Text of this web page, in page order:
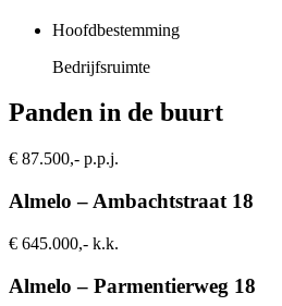
Hoofdbestemming
Bedrijfsruimte
Panden in de buurt
€ 87.500,- p.p.j.
Almelo – Ambachtstraat 18
€ 645.000,- k.k.
Almelo – Parmentierweg 18